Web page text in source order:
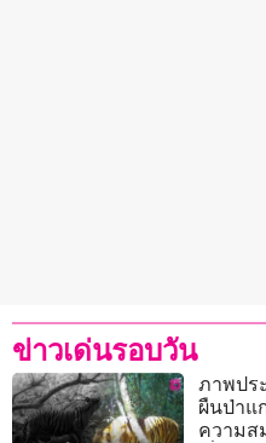
ข่าวเด่นรอบวัน
ภาพปร
ผืนป่าแ
ความส